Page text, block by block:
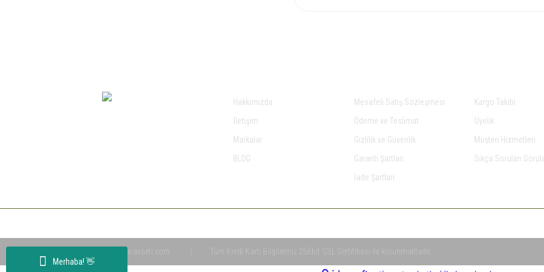
Merhaba! 👋
Hakkımızda
İletişim
Markalar
BLOG
Mesafeli Satış Sözleşmesi
Ödeme ve Teslimat
Gizlilik ve Güvenlik
Garanti Şartları
İade Şartları
Kargo Takibi
Üyelik
Müşteri Hizmetleri
Sıkça Sorulan
Copyright © 2020 www.avseti.com Tüm Kredi Kartı Bilgileriniz 256bit SSL Sertifikası ile korunmaktadır.